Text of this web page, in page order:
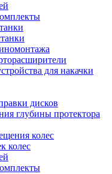
для накачки
дисков
глубины протектора
колес
колеc